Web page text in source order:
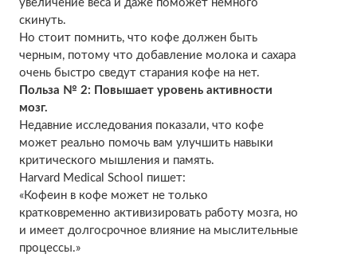
увеличение веса и даже поможет немного
скинуть.
Но стоит помнить, что кофе должен быть
черным, потому что добавление молока и сахара
очень быстро сведут старания кофе на нет.
Польза № 2: Повышает уровень активности
мозг.
Недавние исследования показали, что кофе
может реально помочь вам улучшить навыки
критического мышления и память.
Harvard Medical School пишет:
«Кофеин в кофе может не только
кратковременно активизировать работу мозга, но
и имеет долгосрочное влияние на мыслительные
процессы.»